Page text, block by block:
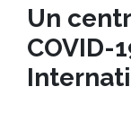
Un
COVID-